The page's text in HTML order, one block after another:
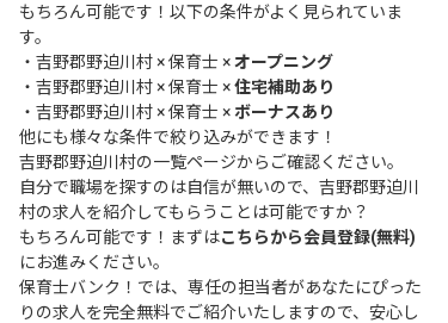
もちろん可能です！以下の条件がよく見られていま
す。
・ 吉野郡野迫川村 × 保育士 ×オープニング
・ 吉野郡野迫川村 × 保育士 ×住宅補助あり
・ 吉野郡野迫川村 × 保育士 ×ボーナスあり
他にも様々な条件で絞り込みができます！
吉野郡野迫川村の一覧ページからご確認ください。
自分で職場を探すのは自信が無いので、吉野郡野迫川
村の求人を紹介してもらうことは可能ですか？
もちろん可能です！まずはこちらから会員登録(無料)
にお進みください。
保育士バンク！では、専任の担当者があなたにぴった
りの求人を完全無料でご紹介いたしますので、安心し